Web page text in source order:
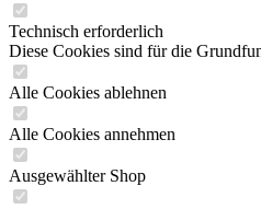
Technisch erforderlich
Diese Cookies sind für die
Alle Cookies ablehnen
Alle Cookies annehmen
Ausgewählter Shop